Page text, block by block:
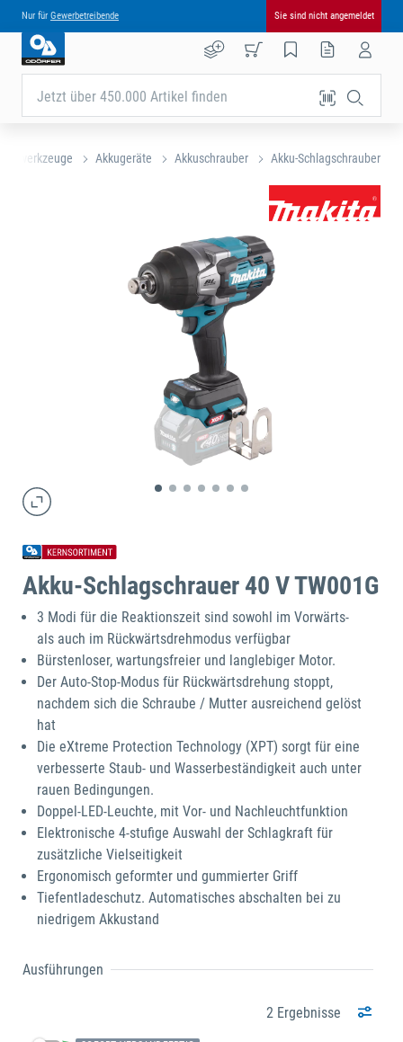
Nur für Gewerbetreibende Sie sind nicht angemeldet
Jetzt über 450.000 Artikel finden
Akkugeräte Akkuschrauber Akku-Schlagschrauber
Akku-Schlagschrauer 40 V TW001G
3 Modi für die Reaktionszeit sind sowohl im Vorwärts-
als auch im Rückwärtsdrehmodus verfügbar
Bürstenloser, wartungsfreier und langlebiger Motor.
Der Auto-Stop-Modus für Rückwärtsdrehung stoppt,
nachdem sich die Schraube / Mutter ausreichend gelöst
hat
Die eXtreme Protection Technology (XPT) sorgt für eine
verbesserte Staub- und Wasserbeständigkeit auch unter
rauen Bedingungen.
Doppel-LED-Leuchte, mit Vor- und Nachleuchtfunktion
Elektronische 4-stufige Auswahl der Schlagkraft für
zusätzliche Vielseitigkeit
Ergonomisch geformter und gummierter Griff
Tiefentladeschutz. Automatisches abschalten bei zu
niedrigem Akkustand
Ausführungen
2 Ergebnisse